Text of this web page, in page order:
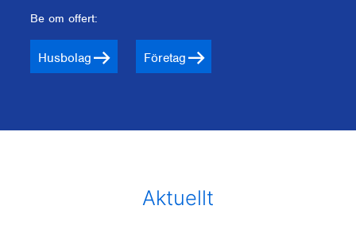
Be om offert:
Husbolag Företag
Aktuellt